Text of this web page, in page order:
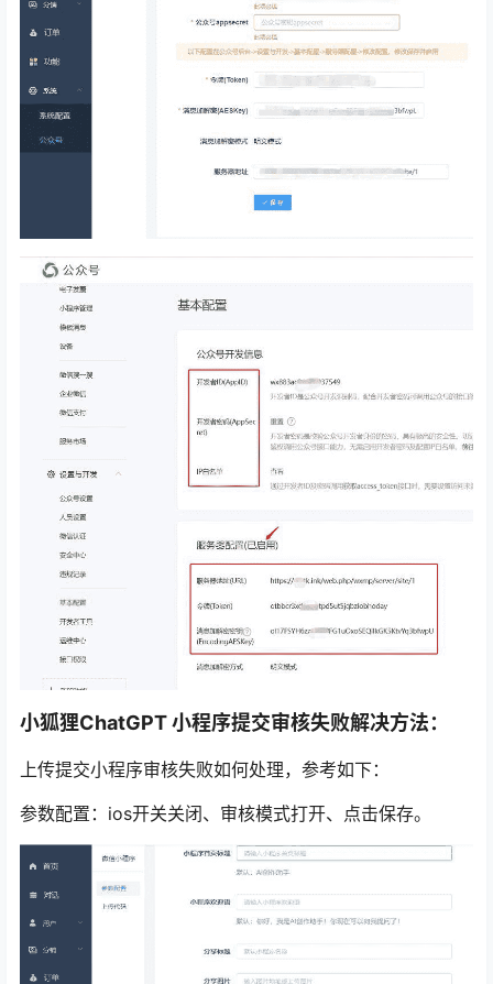
小狐狸ChatGPT 小程序提交审核失败解决方法：
上传提交小程序审核失败如何处理，参考如下：
参数配置：ios开关关闭、审核模式打开、点击保存。